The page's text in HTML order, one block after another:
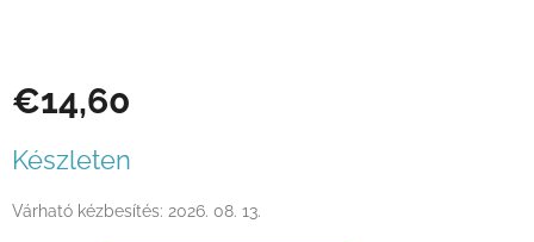
€14,60
Készleten
Várható kézbesítés: 2026. 08. 13.